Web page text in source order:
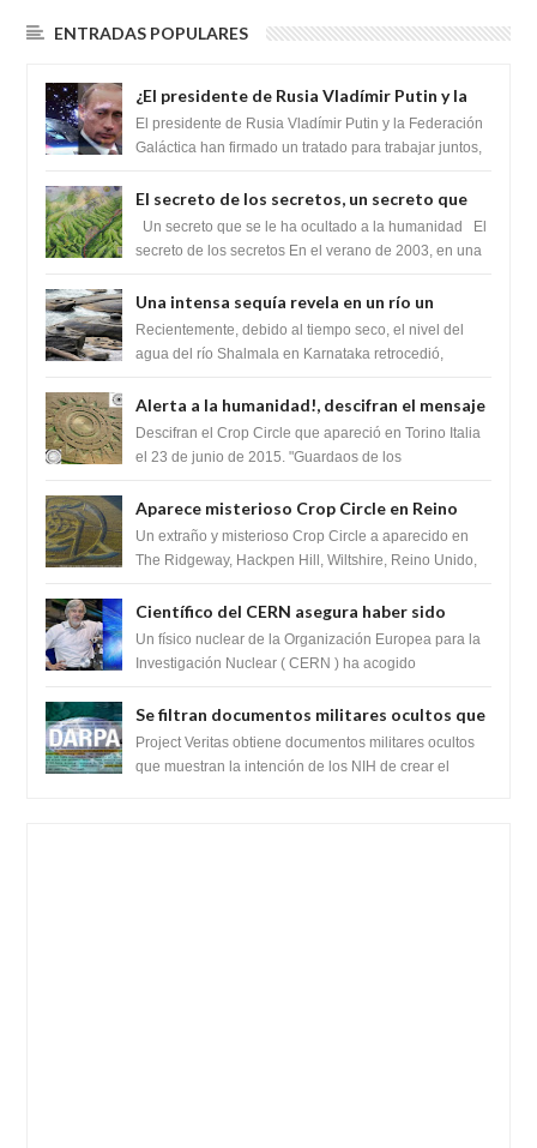
ENTRADAS POPULARES
¿El presidente de Rusia Vladímir Putin y la
Federación Galactica han firmado un
tratado para acabar con los Sionistas?
El presidente de Rusia Vladímir Putin y la Federación
Galáctica han firmado un tratado para trabajar juntos,
El secreto de los secretos, un secreto que
cambiaría por completo el destino de la
humanidad
Un secreto que se le ha ocultado a la humanidad El
secreto de los secretos En el verano de 2003, en una
Una intensa sequía revela en un río un
impresionante hallazgo de miles de Shiva
Lingas
Recientemente, debido al tiempo seco, el nivel del
agua del río Shalmala en Karnataka retrocedió,
Alerta a la humanidad!, descifran el mensaje
del Crop Circle de Torino ,Italia
Descifran el Crop Circle que apareció en Torino Italia
el 23 de junio de 2015. "Guardaos de los
Aparece misterioso Crop Circle en Reino
Unido 23 de junio 2016
Un extraño y misterioso Crop Circle a aparecido en
The Ridgeway, Hackpen Hill, Wiltshire, Reino Unido,
Científico del CERN asegura haber sido
ayudado por seres de luz durante una
prueba del Colisionador de Hadrones
Un físico nuclear de la Organización Europea para la
Investigación Nuclear ( CERN ) ha acogido
Se filtran documentos militares ocultos que
muestran la intención de los NIH de crear el
SARS-CoV-2, utilizando la investigación de
Project Veritas obtiene documentos militares ocultos
que muestran la intención de los NIH de crear el